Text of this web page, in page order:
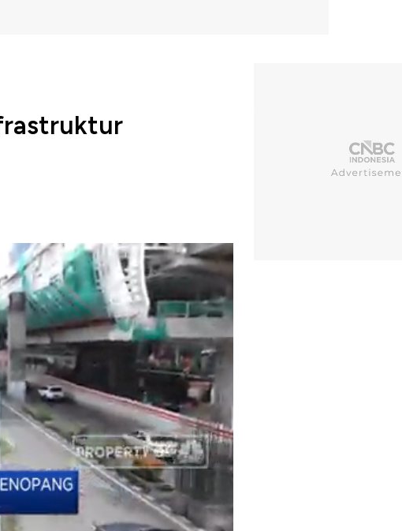
memacu laju pertumbuhan ekonomi
yang memadai. Lalu
infrastruktur yang memadai
Indonesia (Kamis. 13/08/2020) berikut
ri